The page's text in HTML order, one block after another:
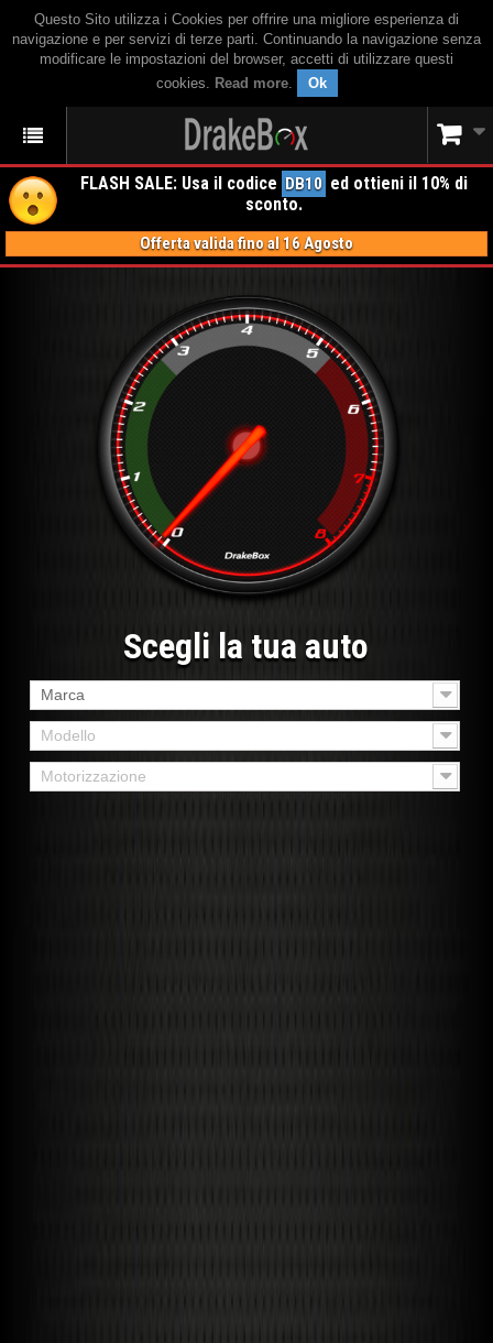
Questo Sito utilizza i Cookies per offrire una migliore esperienza di
navigazione e per servizi di terze parti. Continuando la navigazione senza
modificare le impostazioni del browser, accetti di utilizzare questi
cookies. Read more. Ok
FLASH SALE: Usa il codice DB10 ed ottieni il 10% di
sconto.
Offerta valida fino al 16 Agosto
Scegli la tua auto
Marca
Modello
Motorizzazione